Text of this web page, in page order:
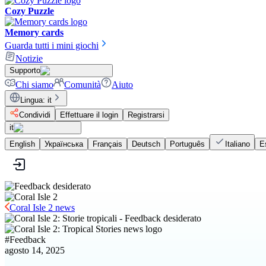
Cozy Puzzle
Memory cards
Guarda tutti i mini giochi
Notizie
Supporto
Chi siamo Comunità Aiuto
Lingua: it
Condividi
Effettuare il login
Registrarsi
it
English
Українська Français Deutsch Português Italiano
Coral Isle 2 news
#Feedback
agosto 14, 2025